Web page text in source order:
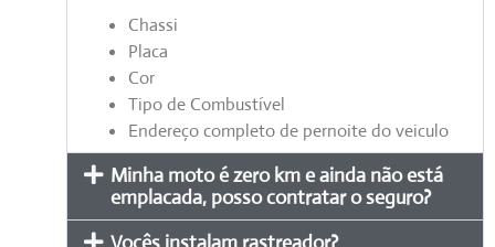
Chassi
Placa
Cor
Tipo de Combustível
Endereço completo de pernoite do veiculo
Minha moto é zero km e ainda não está
emplacada, posso contratar o seguro?